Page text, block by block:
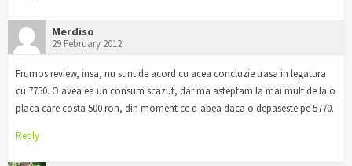
Merdiso
29 February 2012
Frumos review, insa, nu sunt de acord cu acea concluzie trasa in legatura
cu 7750. O avea ea un consum scazut, dar ma asteptam la mai mult de la o
placa care costa 500 ron, din moment ce d-abea daca o depaseste pe 5770.
Reply